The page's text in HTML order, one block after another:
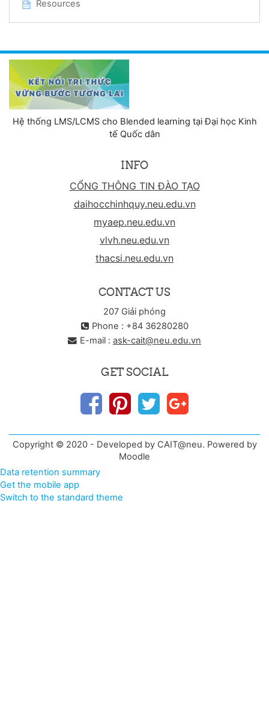
Resources
Hệ thống LMS/LCMS cho Blended learning tại Đại học Kinh
tế Quốc dân
INFO
CỔNG THÔNG TIN ĐÀO TẠO
daihocchinhquy.neu.edu.vn
myaep.neu.edu.vn
vlvh.neu.edu.vn
thacsi.neu.edu.vn
CONTACT US
207 Giải phóng
Phone : +84 36280280
E-mail : ask-cait@neu.edu.vn
GET SOCIAL
Copyright © 2020 - Developed by CAIT@neu. Powered by
Moodle
Data retention summary
Get the mobile app
Switch to the standard theme